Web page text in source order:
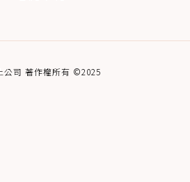
公司 著作權所有 ©2025